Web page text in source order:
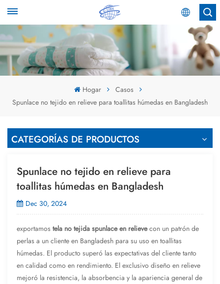
Español
English
عربي
Hogar
Casos
Spunlace no tejido en relieve para toallitas húmedas en Bangladesh
CATEGORÍAS DE PRODUCTOS
Spunlace no tejido en relieve para
toallitas húmedas en Bangladesh
Dec 30, 2024
exportamostela no tejida spunlace en relievecon un patrón de
perlas a un cliente en Bangladesh para su uso en toallitas
húmedas. El producto superó las expectativas del cliente tanto
en calidad como en rendimiento. El exclusivo diseño en relieve
mejoró la resistencia, la absorbencia y la apariencia general de